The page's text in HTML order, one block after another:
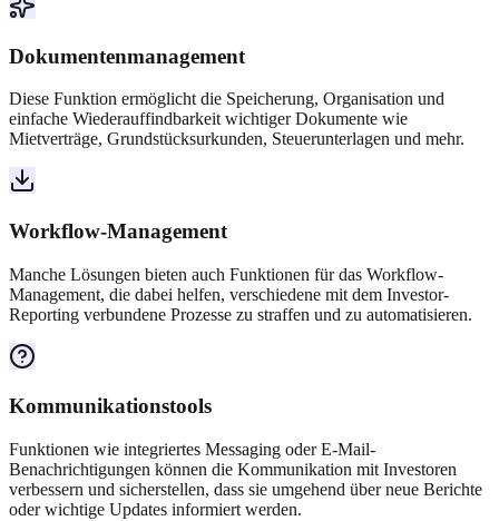
Dokumentenmanagement
Diese Funktion ermöglicht die Speicherung, Organisation und
einfache Wiederauffindbarkeit wichtiger Dokumente wie
Mietverträge, Grundstücksurkunden, Steuerunterlagen und mehr.
Workflow-Management
Manche Lösungen bieten auch Funktionen für das Workflow-
Management, die dabei helfen, verschiedene mit dem Investor-
Reporting verbundene Prozesse zu straffen und zu automatisieren.
Kommunikationstools
Funktionen wie integriertes Messaging oder E-Mail-
Benachrichtigungen können die Kommunikation mit Investoren
verbessern und sicherstellen, dass sie umgehend über neue Berichte
oder wichtige Updates informiert werden.